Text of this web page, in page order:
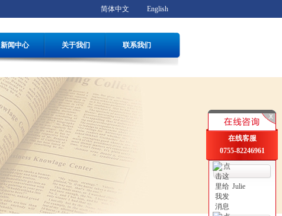
English
简体中文
新闻中心 关于我们 联系我们
在线客服
0755-82246961
Julie